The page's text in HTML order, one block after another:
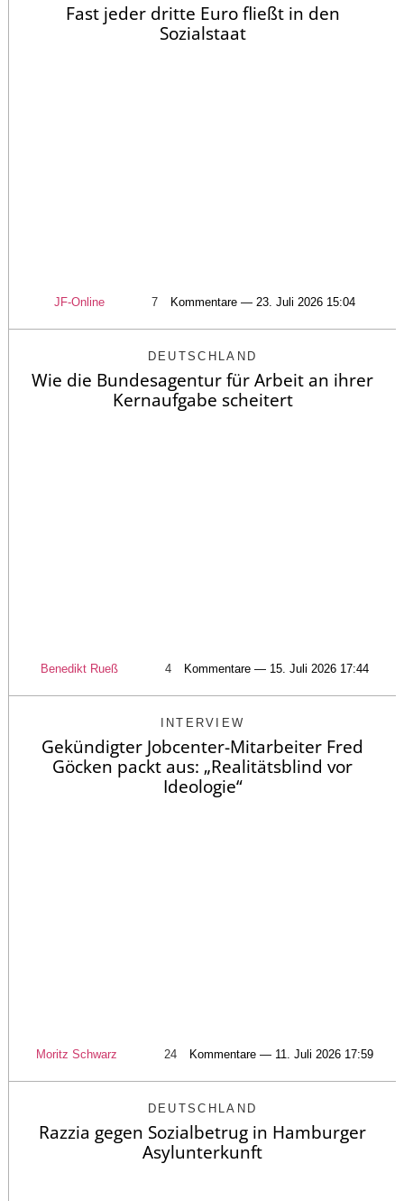
Fast jeder dritte Euro fließt in den
Sozialstaat
JF-Online 7 Kommentare — 23. Juli 2026 15:04
DEUTSCHLAND
Wie die Bundesagentur für Arbeit an ihrer
Kernaufgabe scheitert
Benedikt Rueß 4 Kommentare — 15. Juli 2026 17:44
INTERVIEW
Gekündigter Jobcenter-Mitarbeiter Fred
Göcken packt aus: „Realitätsblind vor
Ideologie“
Moritz Schwarz 24 Kommentare — 11. Juli 2026 17:59
DEUTSCHLAND
Razzia gegen Sozialbetrug in Hamburger
Asylunterkunft